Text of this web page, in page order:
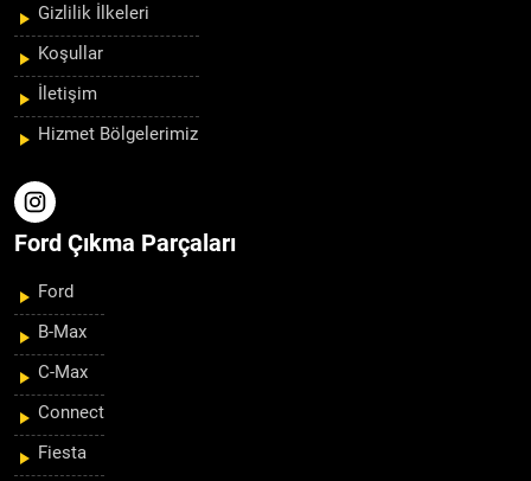
Gizlilik İlkeleri
Koşullar
İletişim
Hizmet Bölgelerimiz
Ford Çıkma Parçaları
Ford
B-Max
C-Max
Connect
Fiesta